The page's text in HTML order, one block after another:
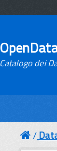
Catalogo dei